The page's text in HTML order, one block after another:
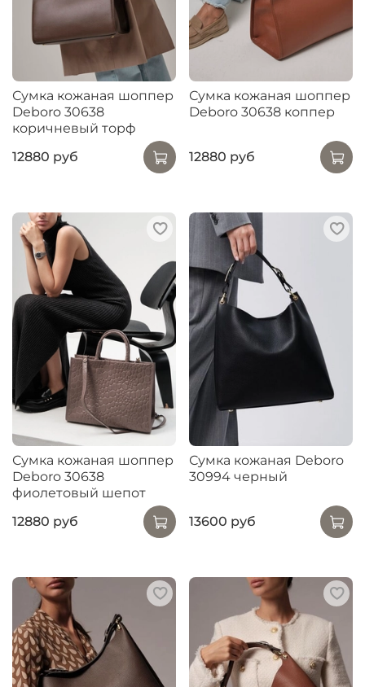
Сумка кожаная шоппер
Deboro 30638
коричневый торф
12880 руб
Сумка кожаная шоппер
Deboro 30638 коппер
12880 руб
Сумка кожаная шоппер
Deboro 30638
фиолетовый шепот
12880 руб
Сумка кожаная Deboro
30994 черный
13600 руб